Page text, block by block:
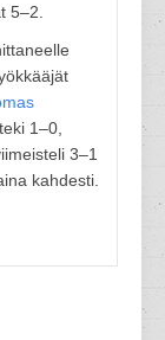
5–2.
1–0,
3–1
kahdesti.